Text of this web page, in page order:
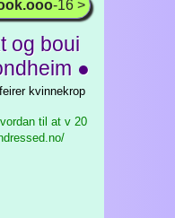
-16 >
og boui
●
kvinnekrop
til at v 20